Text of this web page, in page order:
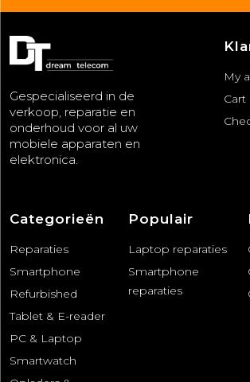
Gespecialiseerd in de
verkoop, reparatie en
onderhoud voor al uw
mobiele apparaten en
elektronica.
Categorieën
Reparaties
Smartphone
Refurbished
Tablet & E-reader
PC & Laptop
Smartwatch
Populair
Laptop reparaties
Smartphone
reparaties
My
Cart